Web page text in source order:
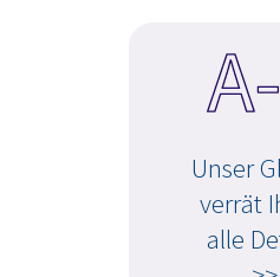
Unser
verrät
alle